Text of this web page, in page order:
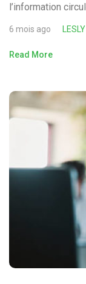
l’information
6 mois ago LESLY
Read More